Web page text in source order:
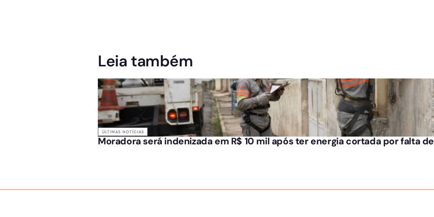
Leia também
ÚLTIMAS NOTÍCIAS
Moradora será indenizada em R$ 10 mil após ter energia cortada por falta